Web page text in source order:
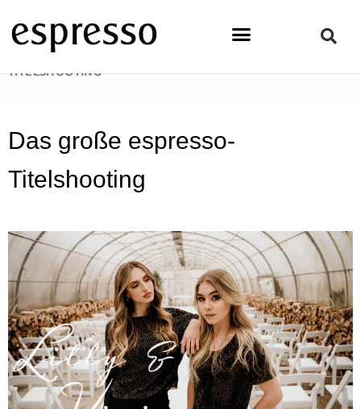
Inhalt
springen
STARTSEITE
ITELSHOOTING
Das große espresso-
Titelshooting